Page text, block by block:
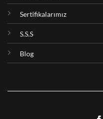
Sertifikalarımız
S.S.S
Blog